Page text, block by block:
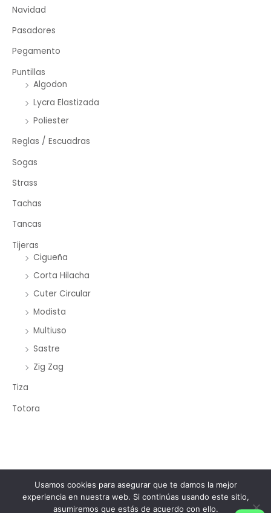
Navidad
Pasadores
Pegamento
Puntillas
Algodon
Lycra Elastizada
Poliester
Reglas / Escuadras
Sogas
Strass
Tachas
Tancas
Tijeras
Cigueña
Corta Hilacha
Cuter Circular
Modista
Multiuso
Sastre
Zig Zag
Tiza
Totora
Powered by Merceria Mayorista Chopourian
Usamos cookies para asegurar que te damos la mejor
experiencia en nuestra web. Si continúas usando este sitio,
asumiremos que estás de acuerdo con ello.